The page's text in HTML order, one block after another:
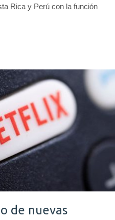
Rica y Perú con la función
de nuevas